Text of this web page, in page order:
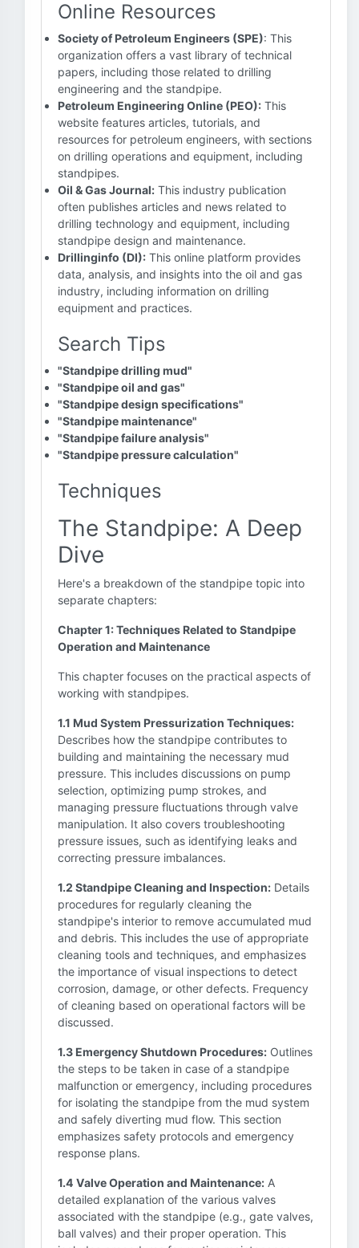
Online Resources
Society of Petroleum Engineers (SPE): This
organization offers a vast library of technical
papers, including those related to drilling
engineering and the standpipe.
Petroleum Engineering Online (PEO): This
website features articles, tutorials, and
resources for petroleum engineers, with sections
on drilling operations and equipment, including
standpipes.
Oil & Gas Journal: This industry publication
often publishes articles and news related to
drilling technology and equipment, including
standpipe design and maintenance.
Drillinginfo (DI): This online platform provides
data, analysis, and insights into the oil and gas
industry, including information on drilling
equipment and practices.
Search Tips
"Standpipe drilling mud"
"Standpipe oil and gas"
"Standpipe design specifications"
"Standpipe maintenance"
"Standpipe failure analysis"
"Standpipe pressure calculation"
Techniques
The Standpipe: A Deep
Dive
Here's a breakdown of the standpipe topic into
separate chapters:
Chapter 1: Techniques Related to Standpipe
Operation and Maintenance
This chapter focuses on the practical aspects of
working with standpipes.
1.1 Mud System Pressurization Techniques:
Describes how the standpipe contributes to
building and maintaining the necessary mud
pressure. This includes discussions on pump
selection, optimizing pump strokes, and
managing pressure fluctuations through valve
manipulation. It also covers troubleshooting
pressure issues, such as identifying leaks and
correcting pressure imbalances.
1.2 Standpipe Cleaning and Inspection: Details
procedures for regularly cleaning the
standpipe's interior to remove accumulated mud
and debris. This includes the use of appropriate
cleaning tools and techniques, and emphasizes
the importance of visual inspections to detect
corrosion, damage, or other defects. Frequency
of cleaning based on operational factors will be
discussed.
1.3 Emergency Shutdown Procedures: Outlines
the steps to be taken in case of a standpipe
malfunction or emergency, including procedures
for isolating the standpipe from the mud system
and safely diverting mud flow. This section
emphasizes safety protocols and emergency
response plans.
1.4 Valve Operation and Maintenance: A
detailed explanation of the various valves
associated with the standpipe (e.g., gate valves,
ball valves) and their proper operation. This